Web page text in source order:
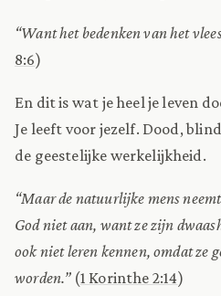
“Want het bedenken van het
8:6)
En dit is wat je heel je leven
Je leeft voor jezelf. Dood,
de geestelijke werkelijkheid.
“Maar de natuurlijke mens
God niet aan, want ze zijn
ook niet leren kennen, omdat ze
worden.”(1 Korinthe 2:14)